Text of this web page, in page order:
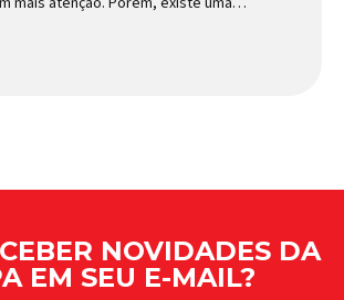
NOVIDADES DA
EM SEU E-MAIL?